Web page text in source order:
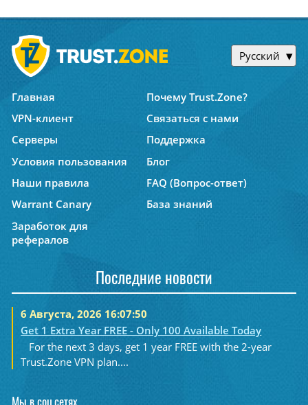
Русский
Главная
Почему Trust.Zone?
VPN-клиент
Связаться с нами
Серверы
Поддержка
Условия пользования
Блог
Наши правила
FAQ (Вопрос-ответ)
Warrant Canary
База знаний
Заработок для
рефералов
Последние новости
6 Августа, 2026 16:07:50
Get 1 Extra Year FREE - Only 100 Available Today
For the next 3 days, get 1 year FREE with the 2-year
Trust.Zone VPN plan....